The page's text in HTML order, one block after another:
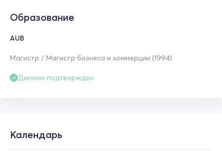
Образование
AUB
Магистр / Магистр бизнеса и коммерции (1994)
Диплом подтвержден
Календарь